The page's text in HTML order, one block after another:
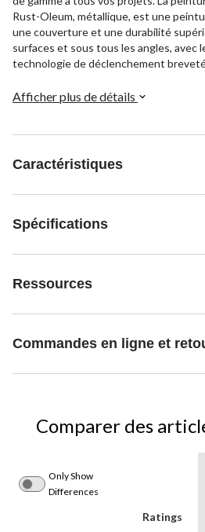
Rust-Oleum, métallique, est une
une couverture et une durabilité
surfaces et sous tous les angles, avec
technologie de déclenchement
Afficher plus de détails
Caractéristiques
Spécifications
Ressources
Commandes en ligne et
Comparer des
Only Show
Differences
Ratings